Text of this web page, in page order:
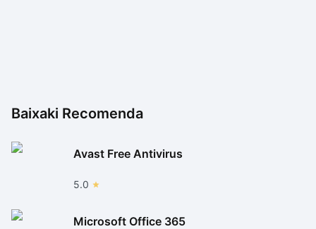
Baixaki Recomenda
Avast Free Antivirus
5.0
Microsoft Office 365